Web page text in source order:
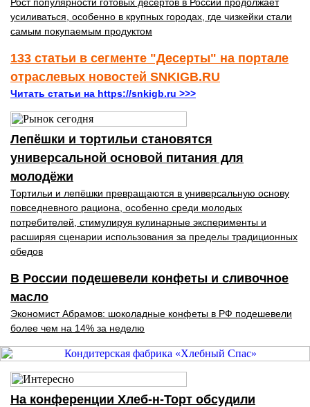
усиливаться, особенно в крупных городах, где чизкейки стали
самым покупаемым продуктом
133 статьи в сегменте "Десерты" на портале
отраслевых новостей SNKIGB.RU
Читать статьи на https://snkigb.ru >>>
Лепёшки и тортильи становятся
универсальной основой питания для
молодёжи
Тортильи и лепёшки превращаются в универсальную основу
повседневного рациона, особенно среди молодых
потребителей, стимулируя кулинарные эксперименты и
расширяя сценарии использования за пределы традиционных
обедов
В России подешевели конфеты и сливочное
масло
Экономист Абрамов: шоколадные конфеты в РФ подешевели
более чем на 14% за неделю
На конференции Хлеб-н-Торт обсудили